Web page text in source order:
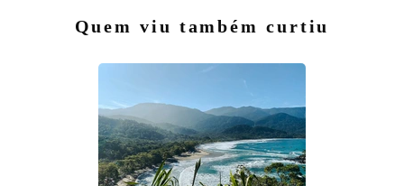
Quem viu também curtiu